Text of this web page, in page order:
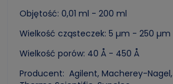
Objętość: 0,01 ml - 200 ml
Wielkość cząsteczek: 5 µm - 250 µm
Wielkość porów: 40 Å - 450 Å
Producent: Agilent, Macherey-